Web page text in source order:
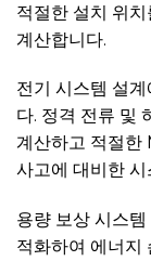
적절한 설치 위
계산합니다.
전기 시스템 설
다. 정격 전류 및
계산하고 적절한
사고에 대비한
용량 보상 시스
적화하여 에너지